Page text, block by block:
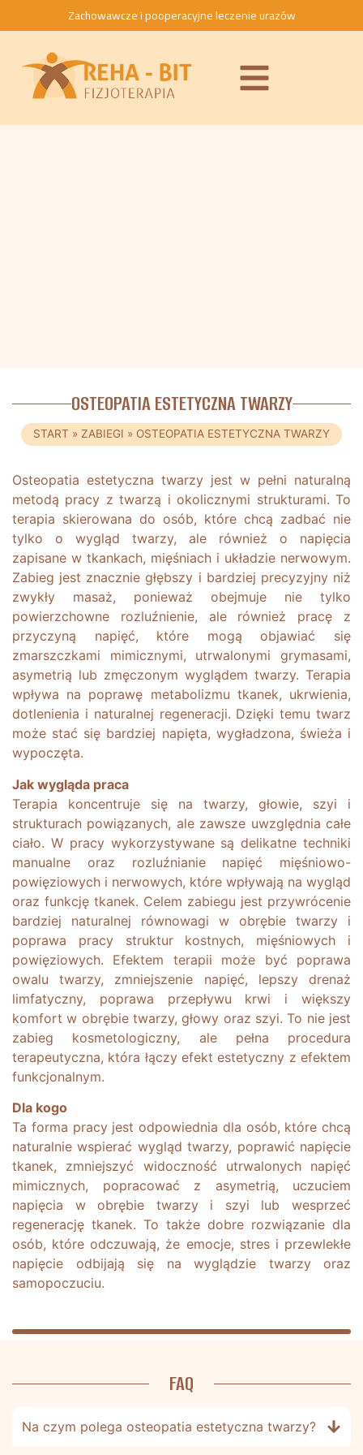
Zachowawcze i pooperacyjne leczenie urazów
OSTEOPATIA ESTETYCZNA TWARZY
START » ZABIEGI » OSTEOPATIA ESTETYCZNA TWARZY
Osteopatia estetyczna twarzy jest w pełni naturalną
metodą pracy z twarzą i okolicznymi strukturami. To
terapia skierowana do osób, które chcą zadbać nie
tylko o wygląd twarzy, ale również o napięcia
zapisane w tkankach, mięśniach i układzie nerwowym.
Zabieg jest znacznie głębszy i bardziej precyzyjny niż
zwykły masaż, ponieważ obejmuje nie tylko
powierzchowne rozluźnienie, ale również pracę z
przyczyną napięć, które mogą objawiać się
zmarszczkami mimicznymi, utrwalonymi grymasami,
asymetrią lub zmęczonym wyglądem twarzy. Terapia
wpływa na poprawę metabolizmu tkanek, ukrwienia,
dotlenienia i naturalnej regeneracji. Dzięki temu twarz
może stać się bardziej napięta, wygładzona, świeża i
wypoczęta.
Jak wygląda praca
Terapia koncentruje się na twarzy, głowie, szyi i
strukturach powiązanych, ale zawsze uwzględnia całe
ciało. W pracy wykorzystywane są delikatne techniki
manualne oraz rozluźnianie napięć mięśniowo-
powięziowych i nerwowych, które wpływają na wygląd
oraz funkcję tkanek. Celem zabiegu jest przywrócenie
bardziej naturalnej równowagi w obrębie twarzy i
poprawa pracy struktur kostnych, mięśniowych i
powięziowych. Efektem terapii może być poprawa
owalu twarzy, zmniejszenie napięć, lepszy drenaż
limfatyczny, poprawa przepływu krwi i większy
komfort w obrębie twarzy, głowy oraz szyi. To nie jest
zabieg kosmetologiczny, ale pełna procedura
terapeutyczna, która łączy efekt estetyczny z efektem
funkcjonalnym.
Dla kogo
Ta forma pracy jest odpowiednia dla osób, które chcą
naturalnie wspierać wygląd twarzy, poprawić napięcie
tkanek, zmniejszyć widoczność utrwalonych napięć
mimicznych, popracować z asymetrią, uczuciem
napięcia w obrębie twarzy i szyi lub wesprzeć
regenerację tkanek. To także dobre rozwiązanie dla
osób, które odczuwają, że emocje, stres i przewlekłe
napięcie odbijają się na wyglądzie twarzy oraz
samopoczuciu.
FAQ
Na czym polega osteopatia estetyczna twarzy?